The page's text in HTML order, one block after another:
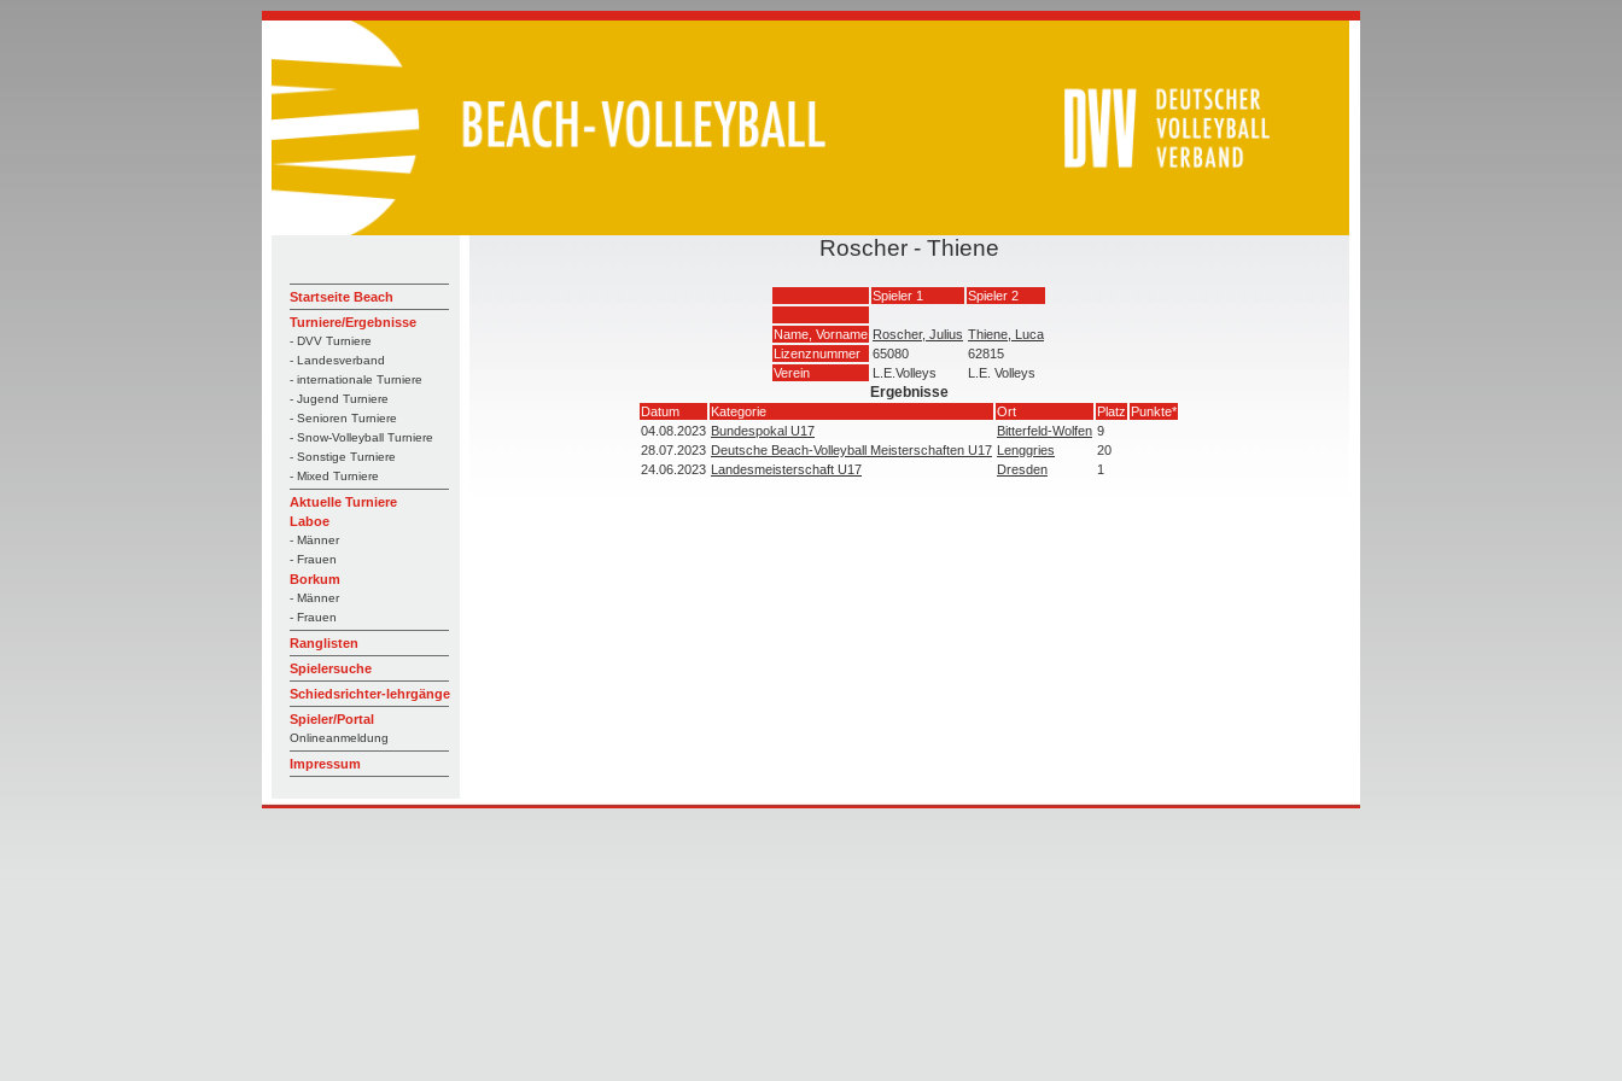
Startseite Beach
Turniere/Ergebnisse
- DVV Turniere
- Landesverband
- internationale Turniere
- Jugend Turniere
- Senioren Turniere
- Snow-Volleyball Turniere
- Sonstige Turniere
- Mixed Turniere
Aktuelle Turniere
Laboe
- Männer
- Frauen
Borkum
- Männer
- Frauen
Ranglisten
Spielersuche
Schiedsrichter-lehrgänge
Spieler/Portal
Onlineanmeldung
Impressum
Roscher - Thiene
Spieler 1 Spieler 2
Name, Vorname Roscher, Julius Thiene, Luca
Lizenznummer
65080
62815
Verein
L.E.Volleys L.E. Volleys
Ergebnisse
Datum Kategorie Ort Platz Punkte*
04.08.2023 Bundespokal U17 Bitterfeld-Wolfen 9
28.07.2023 Deutsche Beach-Volleyball Meisterschaften U17 Lenggries
20
24.06.2023 Landesmeisterschaft U17 Dresden 1